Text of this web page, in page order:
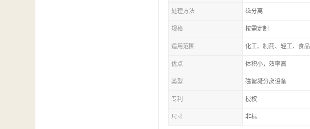
处理方法 磁分离
规格 按需定制
适用范围 化工、制药、轻工、食品
优点 体积小，效率高
类型 磁絮凝分离设备
专利 授权
尺寸 非标